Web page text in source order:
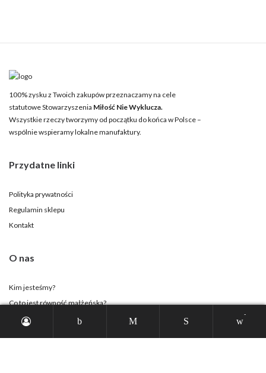
100% zysku z Twoich zakupów przeznaczamy na cele
statutowe Stowarzyszenia Miłość Nie Wyklucza.
Wszystkie rzeczy tworzymy od początku do końca w Polsce –
wspólnie wspieramy lokalne manufaktury.
Przydatne linki
Polityka prywatności
Regulamin sklepu
Kontakt
O nas
Kim jesteśmy?
Co to jest równość małżeńska?
Strona Stowarzyszenia
-